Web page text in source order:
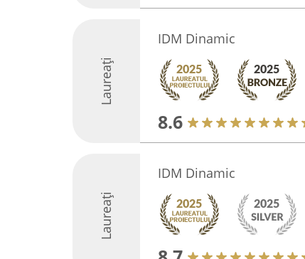
Laureați
IDM Dinamic
8.6
Laureați
IDM Dinamic